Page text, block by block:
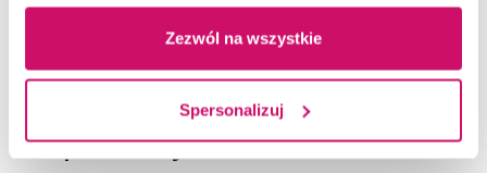
Zezwól na wszystkie
Spersonalizuj
przez Unię Europejską ze środków Europejskiego
Funduszu Rozwoju Regionalnego w ramach
programu Fundusze Europejskie dla Śląskiego
Zapraszamy do udziału